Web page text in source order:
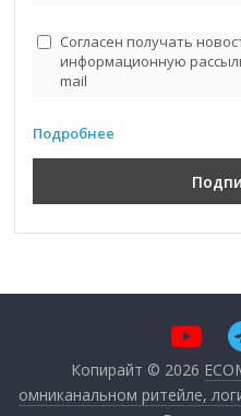
Согласен получать
информационную
mail
Подробнее
Копирайт © 2026
омниканальном ритейле,